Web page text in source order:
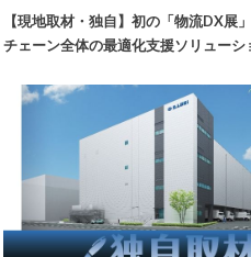
【現地取材・独自】初の「物流DX展
チェーン全体の最適化支援ソリューシ